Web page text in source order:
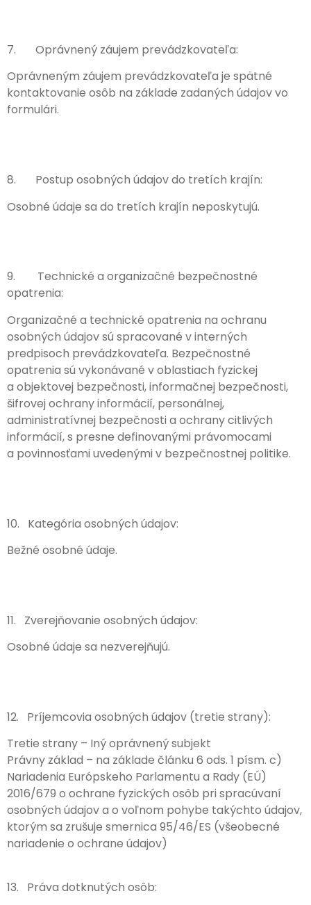
7. Oprávnený záujem prevádzkovateľa:
Oprávneným záujem prevádzkovateľa je spätné
kontaktovanie osôb na základe zadaných údajov vo
formulári.
8. Postup osobných údajov do tretích krajín:
Osobné údaje sa do tretích krajín neposkytujú.
9. Technické a organizačné bezpečnostné
opatrenia:
Organizačné a technické opatrenia na ochranu
osobných údajov sú spracované v interných
predpisoch prevádzkovateľa. Bezpečnostné
opatrenia sú vykonávané v oblastiach fyzickej
a objektovej bezpečnosti, informačnej bezpečnosti,
šifrovej ochrany informácií, personálnej,
administratívnej bezpečnosti a ochrany citlivých
informácií, s presne definovanými právomocami
a povinnosťami uvedenými v bezpečnostnej politike.
10. Kategória osobných údajov:
Bežné osobné údaje.
11. Zverejňovanie osobných údajov:
Osobné údaje sa nezverejňujú.
12. Príjemcovia osobných údajov (tretie strany):
Tretie strany – Iný oprávnený subjekt
Právny základ – na základe článku 6 ods. 1 písm. c)
Nariadenia Európskeho Parlamentu a Rady (EÚ)
2016/679 o ochrane fyzických osôb pri spracúvaní
osobných údajov a o voľnom pohybe takýchto údajov,
ktorým sa zrušuje smernica 95/46/ES (všeobecné
nariadenie o ochrane údajov)
13. Práva dotknutých osôb: